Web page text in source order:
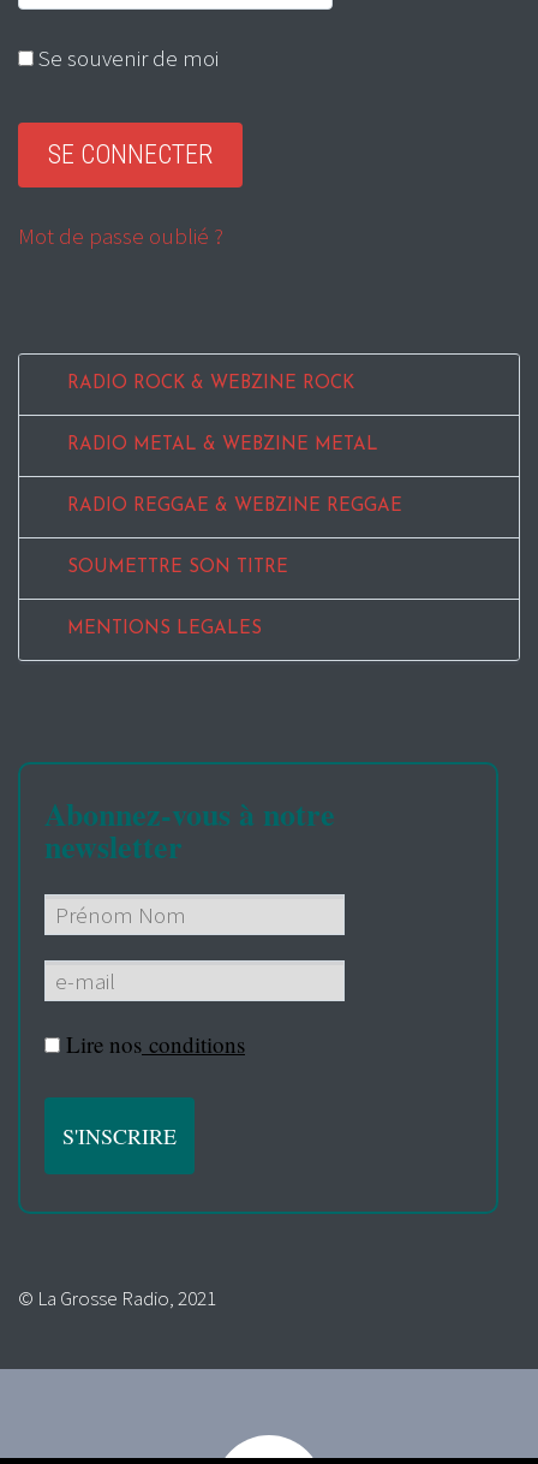
Se souvenir de moi
Mot de passe oublié ?
RADIO ROCK & WEBZINE ROCK
RADIO METAL & WEBZINE METAL
RADIO REGGAE & WEBZINE REGGAE
SOUMETTRE SON TITRE
MENTIONS LEGALES
Abonnez-vous à notre
newsletter
Lire nos conditions
© La Grosse Radio, 2021